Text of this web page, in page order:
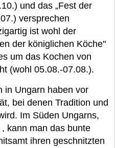
und das „Fest der
versprechen
ist wohl der
der königlichen Köche"
um das Kochen von
(wohl 05.08.-07.08.).
in Ungarn haben vor
bei denen Tradition und
Im Süden Ungarns,
kann man das bunte
ihren geschnitzten